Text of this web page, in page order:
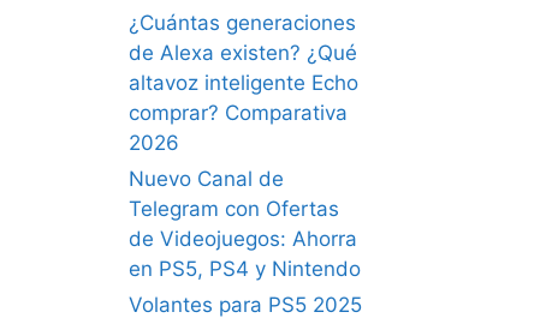
¿Cuántas generaciones
de Alexa existen? ¿Qué
altavoz inteligente Echo
comprar? Comparativa
2026
Nuevo Canal de
Telegram con Ofertas
de Videojuegos: Ahorra
en PS5, PS4 y Nintendo
Volantes para PS5 2025